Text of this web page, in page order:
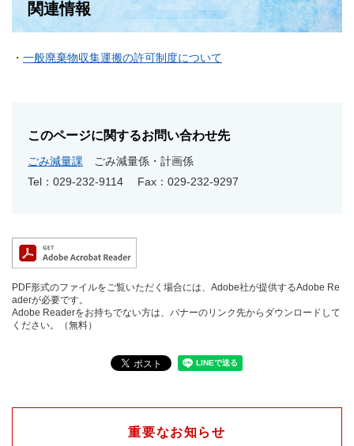
関連情報
・ 一般廃棄物収集運搬の許可制度について
このページに関するお問い合わせ先
ごみ減量課
ごみ減量係・計画係
Tel：029-232-9114
Fax：029-232-9297
PDF形式のファイルをご覧いただく場合には、Adobe社が提供するAdobe Re
aderが必要です。
Adobe Readerをお持ちでない方は、バナーのリンク先からダウンロードして
ください。（無料）
重要なお知らせ